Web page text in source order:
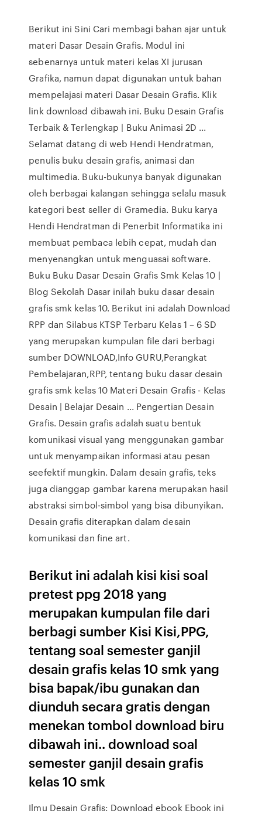
Berikut ini Sini Cari membagi bahan ajar untuk
materi Dasar Desain Grafis. Modul ini
sebenarnya untuk materi kelas XI jurusan
Grafika, namun dapat digunakan untuk bahan
mempelajasi materi Dasar Desain Grafis. Klik
link download dibawah ini. Buku Desain Grafis
Terbaik & Terlengkap | Buku Animasi 2D ...
Selamat datang di web Hendi Hendratman,
penulis buku desain grafis, animasi dan
multimedia. Buku-bukunya banyak digunakan
oleh berbagai kalangan sehingga selalu masuk
kategori best seller di Gramedia. Buku karya
Hendi Hendratman di Penerbit Informatika ini
membuat pembaca lebih cepat, mudah dan
menyenangkan untuk menguasai software.
Buku Buku Dasar Desain Grafis Smk Kelas 10 |
Blog Sekolah Dasar inilah buku dasar desain
grafis smk kelas 10. Berikut ini adalah Download
RPP dan Silabus KTSP Terbaru Kelas 1 – 6 SD
yang merupakan kumpulan file dari berbagi
sumber DOWNLOAD,Info GURU,Perangkat
Pembelajaran,RPP, tentang buku dasar desain
grafis smk kelas 10 Materi Desain Grafis - Kelas
Desain | Belajar Desain ... Pengertian Desain
Grafis. Desain grafis adalah suatu bentuk
komunikasi visual yang menggunakan gambar
untuk menyampaikan informasi atau pesan
seefektif mungkin. Dalam desain grafis, teks
juga dianggap gambar karena merupakan hasil
abstraksi simbol-simbol yang bisa dibunyikan.
Desain grafis diterapkan dalam desain
komunikasi dan fine art.
Berikut ini adalah kisi kisi soal
pretest ppg 2018 yang
merupakan kumpulan file dari
berbagi sumber Kisi Kisi,PPG,
tentang soal semester ganjil
desain grafis kelas 10 smk yang
bisa bapak/ibu gunakan dan
diunduh secara gratis dengan
menekan tombol download biru
dibawah ini.. download soal
semester ganjil desain grafis
kelas 10 smk
Ilmu Desain Grafis: Download ebook Ebook ini